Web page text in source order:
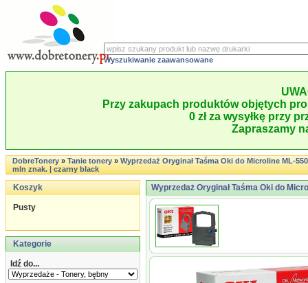
Wyszukiwanie zaawansowane
Przy zakupach produktów objętych
0 zł za wysyłkę przy
Zapraszamy
DobreTonery»Tanie tonery»Wyprzedaż Oryginał Taśma Oki do Microline ML-
mln znak. | czarny black
Koszyk
Pusty
Kategorie
Idź do...
Wyprzedaż Oryginał Taśma Oki do